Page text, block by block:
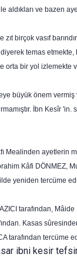
ve bazen
vasıf
temas
bir yol izlemekte
büyük önem
İbn Kesîr
Mealinden
Kâfi DÖNMEZ,
yeniden tercüme
tarafından,
Kasas
tarafından ter­cüme
ibni kesir